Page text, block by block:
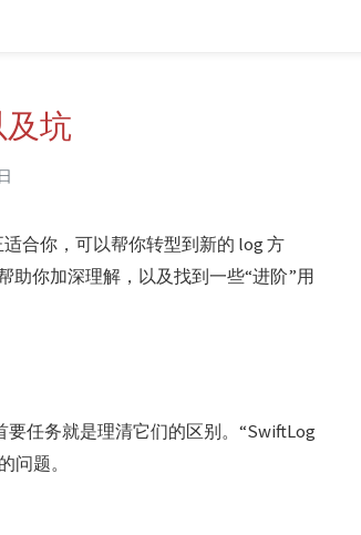
及坑
合你，可以帮你转型到新的 log 方
助你加深理解，以及找到一些“进阶”用
任务就是理清它们的区别。“SwiftLog
问题。